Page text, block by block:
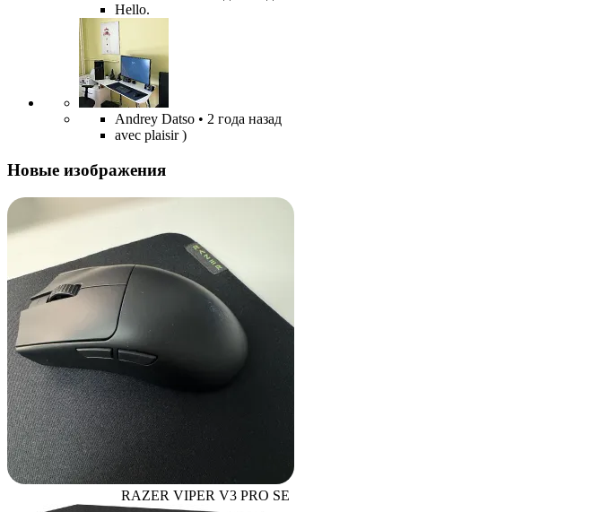
Hello.
Andrey Datso • 2 года назад
avec plaisir )
Новые изображения
RAZER VIPER V3 PRO SE